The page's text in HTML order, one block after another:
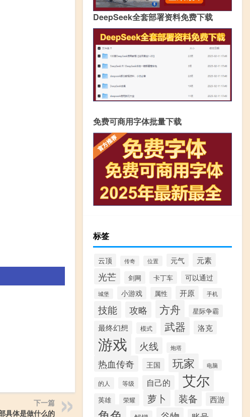
下一篇
具体是做什么的
DeepSeek全套部署资料免费下载
免费可商用字体批量下载
标签
云顶 传奇 位置 元气 元素
光芒 剑网 卡丁车 可以通过
城堡 小游戏 属性 开原 手机
技能 攻略 方舟 星际争霸
最终幻想 模式 武器 洛克
游戏 火线 炮塔
热血传奇 王国 玩家 电脑
的人 等级 自己的 艾尔
英雄 荣耀 萝卜 装备 西游